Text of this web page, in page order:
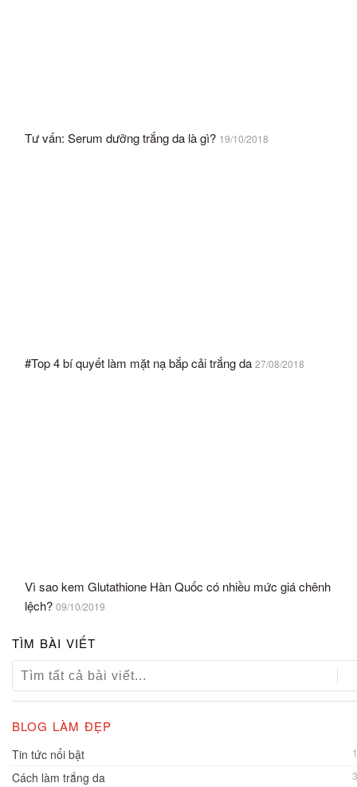
Tư vấn: Serum dưỡng trắng da là gì? 19/10/2018
#Top 4 bí quyết làm mặt nạ bắp cải trắng da 27/08/2018
Vì sao kem Glutathione Hàn Quốc có nhiều mức giá chênh
lệch? 09/10/2019
TÌM BÀI VIẾT
BLOG LÀM ĐẸP
Tin tức nổi bật
Cách làm trắng da